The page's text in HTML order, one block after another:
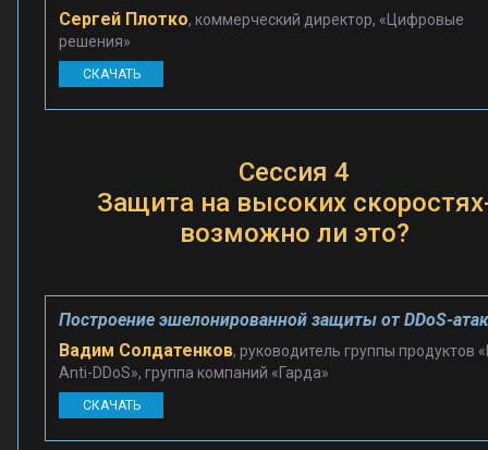
Сергей Плотко, коммерческий директор, «Цифровые
решения»
СКАЧАТЬ
Сессия 4
Защита на высоких
возможно ли это?
Построение эшелонированной защиты от DDoS-атак
Вадим Солдатенков, руководитель группы продуктов
Anti-DDoS», группа компаний «Гарда»
СКАЧАТЬ